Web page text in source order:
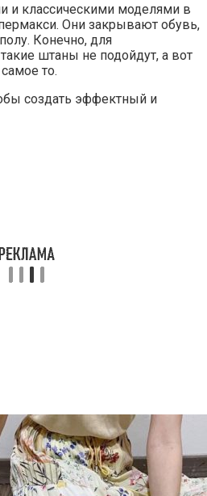
и классическими моделями в
Они закрывают обувь,
Конечно, для
штаны не подойдут, а вот
то.
создать эффектный и